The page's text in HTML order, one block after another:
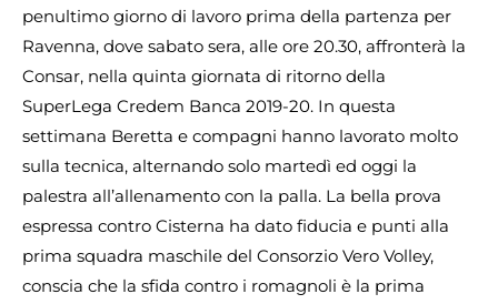
penultimo giorno di lavoro prima della partenza per
Ravenna, dove sabato sera, alle ore 20.30, affronterà la
Consar, nella quinta giornata di ritorno della
SuperLega Credem Banca 2019-20. In questa
settimana Beretta e compagni hanno lavorato molto
sulla tecnica, alternando solo martedì ed oggi la
palestra all’allenamento con la palla. La bella prova
espressa contro Cisterna ha dato fiducia e punti alla
prima squadra maschile del Consorzio Vero Volley,
conscia che la sfida contro i romagnoli è la prima